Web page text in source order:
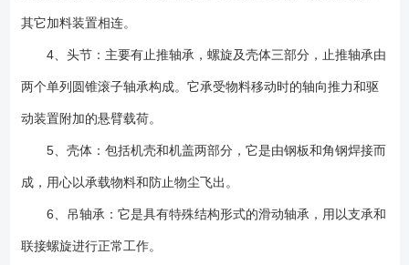
其它加料装置相连。
4、头节：主要有止推轴承，螺旋及壳体三部分，止推轴承由
两个单列圆锥滚子轴承构成。它承受物料移动时的轴向推力和驱
动装置附加的悬臂载荷。
5、壳体：包括机壳和机盖两部分，它是由钢板和角钢焊接而
成，用心以承载物料和防止物尘飞出。
6、吊轴承：它是具有特殊结构形式的滑动轴承，用以支承和
联接螺旋进行正常工作。